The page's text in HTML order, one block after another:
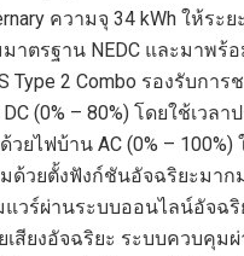
ความจุ 34 kWh ให้ระย
าตรฐาน NEDC และมาพร้
Type 2 Combo รองรับการ
(0% – 80%) โดยใช้เวล
วยไฟบ้าน AC (0% –
ด้วยตั้งฟังก์ชันอัจฉริยะมาก
แวร์ผ่านระบบออนไลน์อัจฉริ
เสียงอัจฉริยะ ระบบควบคุมผ่